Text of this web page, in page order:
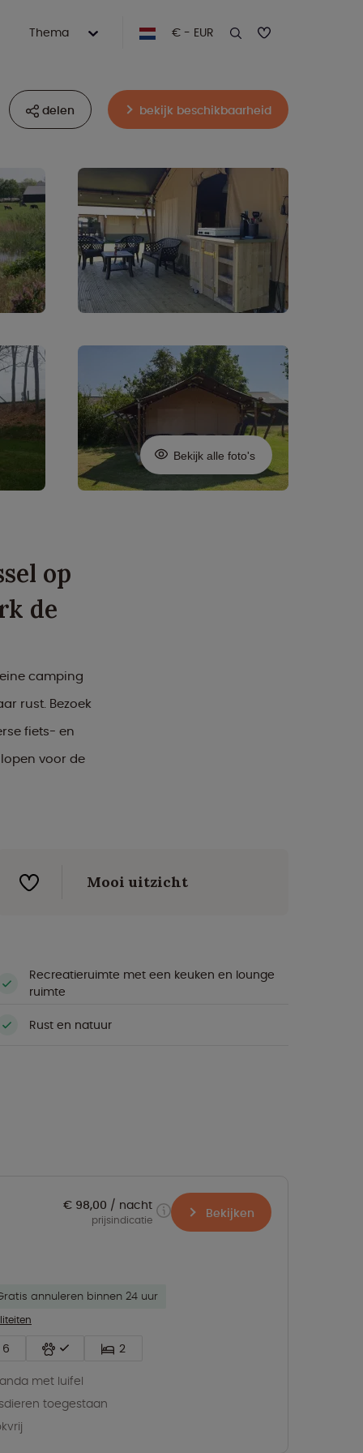
Thema € - EUR
delen bekijk beschikbaarheid
Bekijk alle foto's
op
de
camping
rust. Bezoek
fiets- en
voor de
Mooi uitzicht
Recreatieruimte met een keuken en lounge
ruimte
Rust en natuur
annuleren binnen 24 uur
2
met luifel
toegestaan
€ 98,00 nacht
prijsindicatie Bekijken